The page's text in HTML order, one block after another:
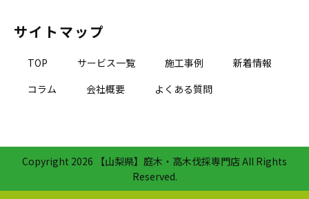
サイトマップ
TOP サービス一覧 施工事例
新着情報
コラム
会社概要 よくある質問
Copyright 2026 【山梨県】庭木・高木伐採専門店 All Rights
Reserved.